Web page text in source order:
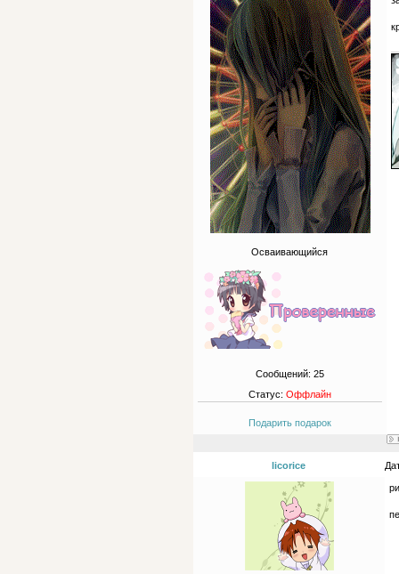
Осваивающийся
Сообщений: 25
Статус: Оффлайн
Подарить подарок
licorice